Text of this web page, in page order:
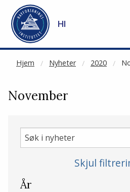
Gå til hovedinnhold
HI
Hjem Nyheter 2020
NOT CACHED
November
Søk
i
Skjul
År